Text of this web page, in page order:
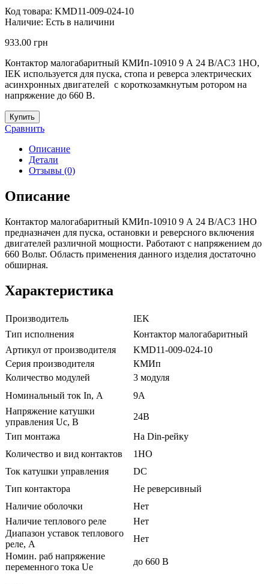
Код товара: KMD11-009-024-10
Наличие: Есть в наличини
933.00 грн
Контактор малогабаритный КМИп-10910 9 А 24 В/AC3 1НО,
IEK используется для пуска, стопа и реверса электрических
асинхронных двигателей с короткозамкнутым ротором на
напряжение до 660 В.
Купить
Сравнить
Описание
Детали
Отзывы (0)
Описание
Контактор малогабаритный КМИп-10910 9 А 24 В/AC3 1НО
предназначен для пуска, остановки и реверсного включения
двигателей различной мощности. Работают с напряжением до
660 Вольт. Область применения данного изделия достаточно
обширная.
Характеристика
Производитель
IEK
Тип исполнения
Контактор малогабаритный
Артикул от производителя
KMD11-009-024-10
Серия производителя
КМИп
Количество модулей
3 модуля
Номинальный ток In, А
9А
Напряжение катушки
управления Uc, В
24В
Тип монтажа
На Din-рейку
Количество и вид контактов
1НО
Ток катушки управления
DС
Тип контактора
Не реверсивный
Наличие оболочки
Нет
Наличие теплового реле
Нет
Диапазон уставок теплового
реле, А
Нет
Номин. раб напряжение
переменного тока Ue
до 660 В